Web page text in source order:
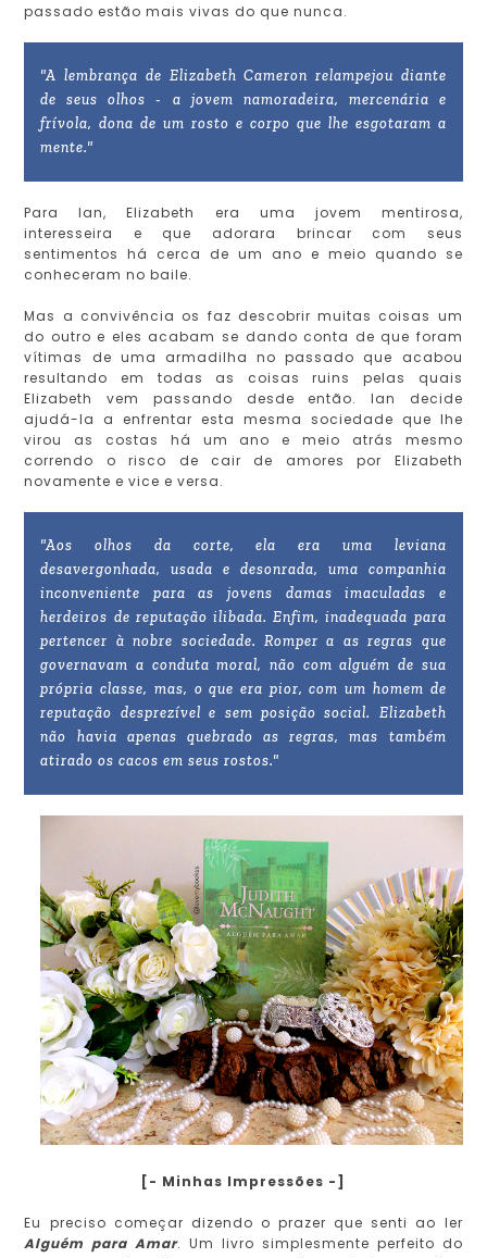
passado estão mais vivas do que nunca.
"A lembrança de Elizabeth Cameron relampejou diante
de seus olhos - a jovem namoradeira, mercenária e
frívola, dona de um rosto e corpo que lhe esgotaram a
mente."
Para Ian, Elizabeth era uma jovem mentirosa,
interesseira e que adorara brincar com seus
sentimentos há cerca de um ano e meio quando se
conheceram no baile.
Mas a convivência os faz descobrir muitas coisas um
do outro e eles acabam se dando conta de que foram
vítimas de uma armadilha no passado que acabou
resultando em todas as coisas ruins pelas quais
Elizabeth vem passando desde então. Ian decide
ajudá-la a enfrentar esta mesma sociedade que lhe
virou as costas há um ano e meio atrás mesmo
correndo o risco de cair de amores por Elizabeth
novamente e vice e versa.
"Aos olhos da corte, ela era uma leviana
desavergonhada, usada e desonrada, uma companhia
inconveniente para as jovens damas imaculadas e
herdeiros de reputação ilibada. Enfim, inadequada para
pertencer à nobre sociedade. Romper a as regras que
governavam a conduta moral, não com alguém de sua
própria classe, mas, o que era pior, com um homem de
reputação desprezível e sem posição social. Elizabeth
não havia apenas quebrado as regras, mas também
atirado os cacos em seus rostos."
[- Minhas Impressões -]
Eu preciso começar dizendo o prazer que senti ao ler
Alguém para Amar. Um livro simplesmente perfeito do